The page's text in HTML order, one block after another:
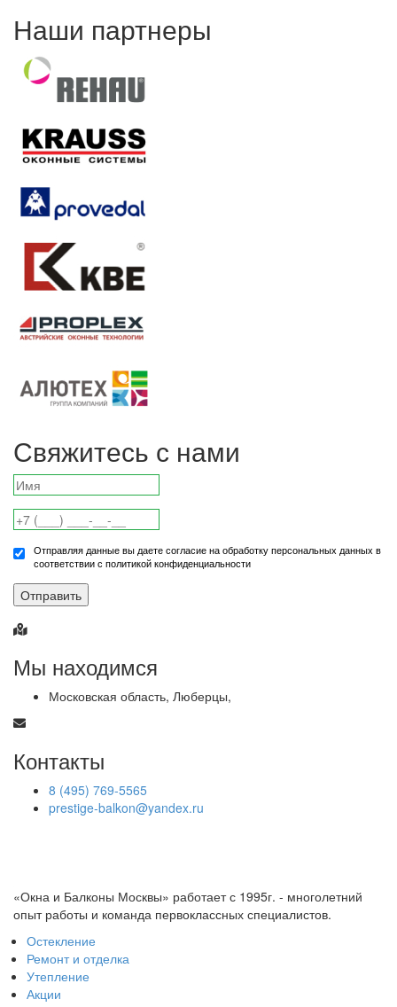
Наши партнеры
Свяжитесь с нами
Отправляя данные вы даете согласие на обработку персональных данных в
соответствии с политикой конфиденциальности
Отправить
Мы находимся
Московская область, Люберцы,
Контакты
8 (495) 769-5565
prestige-balkon@yandex.ru
«Окна и Балконы Москвы» работает с 1995г. - многолетний
опыт работы и команда первоклассных специалистов.
Остекление
Ремонт и отделка
Утепление
Акции